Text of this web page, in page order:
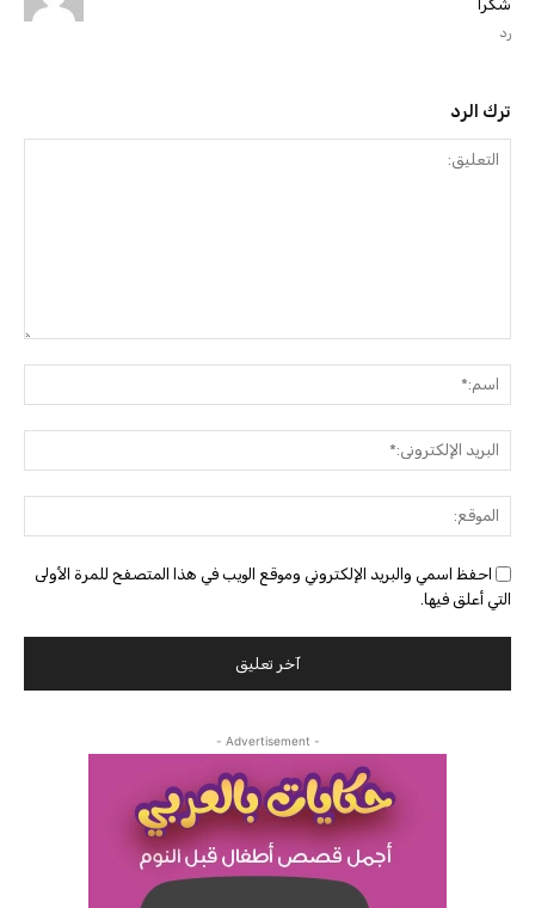
شكرا
رد
ترك الرد
احفظ اسمي والبريد الإلكتروني وموقع الويب في هذا المتصفح للمرة الأولى
التي أعلق فيها.
- Advertisement -